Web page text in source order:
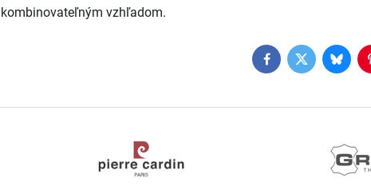
kombinovateľným vzhľadom.
FacebookTwitter